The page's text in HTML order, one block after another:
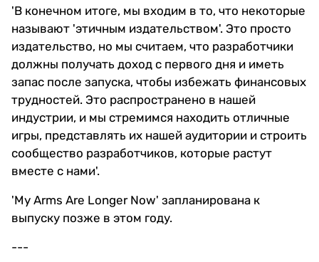
'В конечном итоге, мы входим в то, что некоторые
называют 'этичным издательством'. Это просто
издательство, но мы считаем, что разработчики
должны получать доход с первого дня и иметь
запас после запуска, чтобы избежать финансовых
трудностей. Это распространено в нашей
индустрии, и мы стремимся находить отличные
игры, представлять их нашей аудитории и строить
сообщество разработчиков, которые растут
вместе с нами'.
'My Arms Are Longer Now' запланирована к
выпуску позже в этом году.
---